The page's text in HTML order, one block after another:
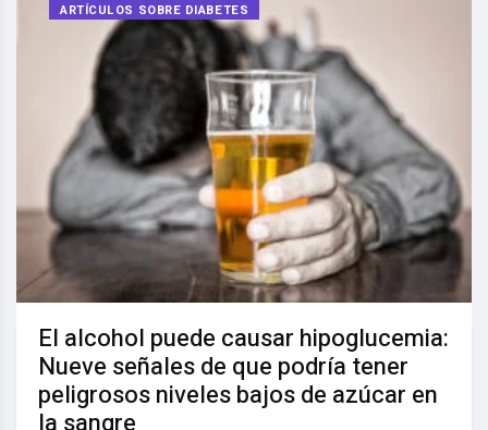
ARTÍCULOS SOBRE DIABETES
El alcohol puede causar hipoglucemia:
Nueve señales de que podría tener
peligrosos niveles bajos de azúcar en